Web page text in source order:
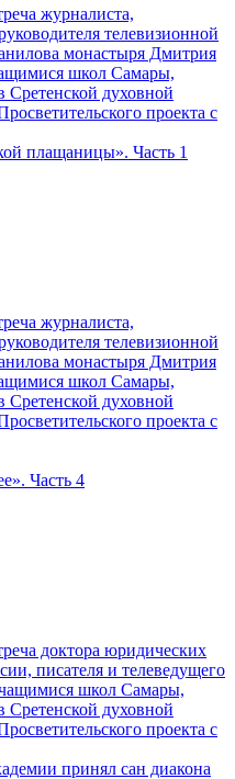
журналиста,
телевизионной
монастыря Дмитрия
школ Самары,
Сретенской духовной
проекта с
плащаницы». Часть 1
журналиста,
телевизионной
монастыря Дмитрия
школ Самары,
Сретенской духовной
проекта с
Часть 4
доктора юридических
писателя и телеведущего
школ Самары,
Сретенской духовной
проекта с
принял сан диакона